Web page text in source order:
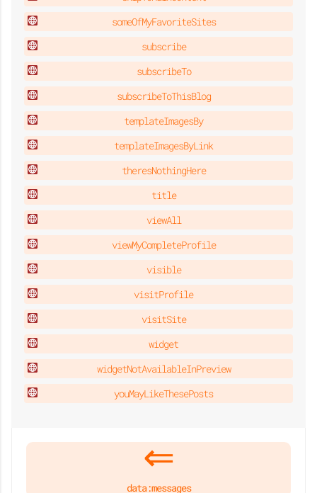
someOfMyFavoriteSites
subscribe
subscribeTo
subscribeToThisBlog
templateImagesBy
templateImagesByLink
theresNothingHere
title
viewAll
viewMyCompleteProfile
visible
visitProfile
visitSite
widget
widgetNotAvailableInPreview
youMayLikeThesePosts
data:messages